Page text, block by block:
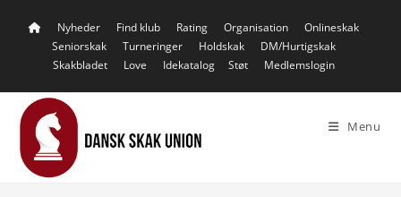
Nyheder Find klub Rating Organisation
Onlineskak
Seniorskak
Turneringer Holdskak
DM/Hurtigskak
Skakbladet
Love Idekatalog Støt Medlemslogin
Menu